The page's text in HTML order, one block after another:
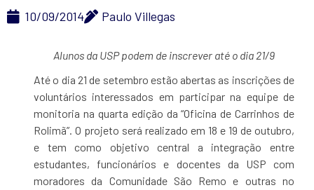
10/09/2014 Paulo Villegas
Alunos da USP podem de inscrever até o dia 21/9
Até o dia 21 de setembro estão abertas as inscrições de
voluntários interessados em participar na equipe de
monitoria na quarta edição da “Oficina de Carrinhos de
Rolimã”. O projeto será realizado em 18 e 19 de outubro,
e tem como objetivo central a integração entre
estudantes, funcionários e docentes da USP com
moradores da Comunidade São Remo e outras no